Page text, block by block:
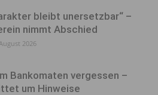
bleibt unersetzbar“ –
nimmt Abschied
2026
Bankomaten vergessen –
um Hinweise